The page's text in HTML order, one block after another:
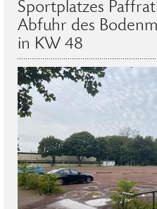
Sportplatzes
Abfuhr des
in KW 48